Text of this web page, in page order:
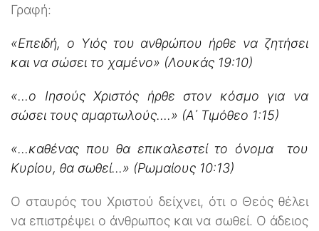
Γραφή:
«Επειδή, ο Υιός του ανθρώπου ήρθε να ζητήσει
και να σώσει το χαμένο» (Λουκάς 19:10)
«…ο Ιησούς Χριστός ήρθε στον κόσμο για να
σώσει τους αμαρτωλούς….» (Α΄ Τιμόθεο 1:15)
«…καθένας που θα επικαλεστεί το όνομα του
Κυρίου, θα σωθεί...» (Ρωμαίους 10:13)
Ο σταυρός του Χριστού δείχνει, ότι ο Θεός θέλει
να επιστρέψει ο άνθρωπος και να σωθεί. Ο άδειος